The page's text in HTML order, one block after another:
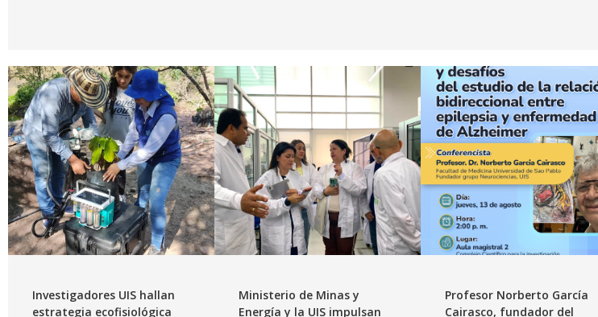
Investigadores UIS hallan
estrategia ecofisiológica
Ministerio de Minas y
Energía y la UIS impulsan
Profesor Norberto García
Cairasco, fundador del